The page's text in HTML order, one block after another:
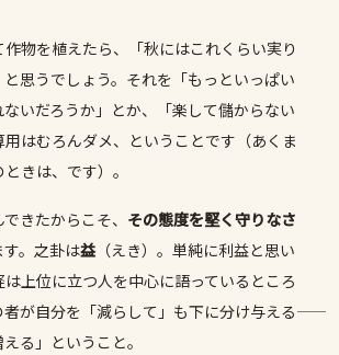
物を植えたら、「秋にはこれくらい実り
思うでしょう。それを「もっといっぱい
いだろうか」とか、「楽して儲からない
はむろんダメ、ということです（あくま
きは、です）。
きたからこそ、 その態度を堅く守りなさ
。之卦は益（えき）。単純に利益と思い
上位に立つ人を中心に語っているところ
が自分を「減らして」も下に分け与える――
る」ということ。